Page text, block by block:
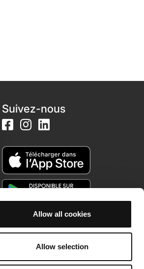
Allow all cookies
Allow selection
Suivez-nous